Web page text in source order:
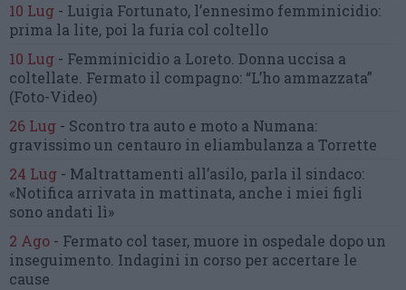
10 Lug - Luigia Fortunato, l’ennesimo femminicidio:
prima la lite, poi la furia col coltello
10 Lug - Femminicidio a Loreto. Donna uccisa a
coltellate. Fermato il compagno: “L’ho ammazzata”
(Foto-Video)
26 Lug - Scontro tra auto e moto a Numana:
gravissimo un centauro in eliambulanza a Torrette
24 Lug - Maltrattamenti all’asilo, parla il sindaco:
«Notifica arrivata in mattinata, anche i miei figli
sono andati lì»
2 Ago - Fermato col taser, muore in ospedale dopo un
inseguimento. Indagini in corso per accertare le
cause